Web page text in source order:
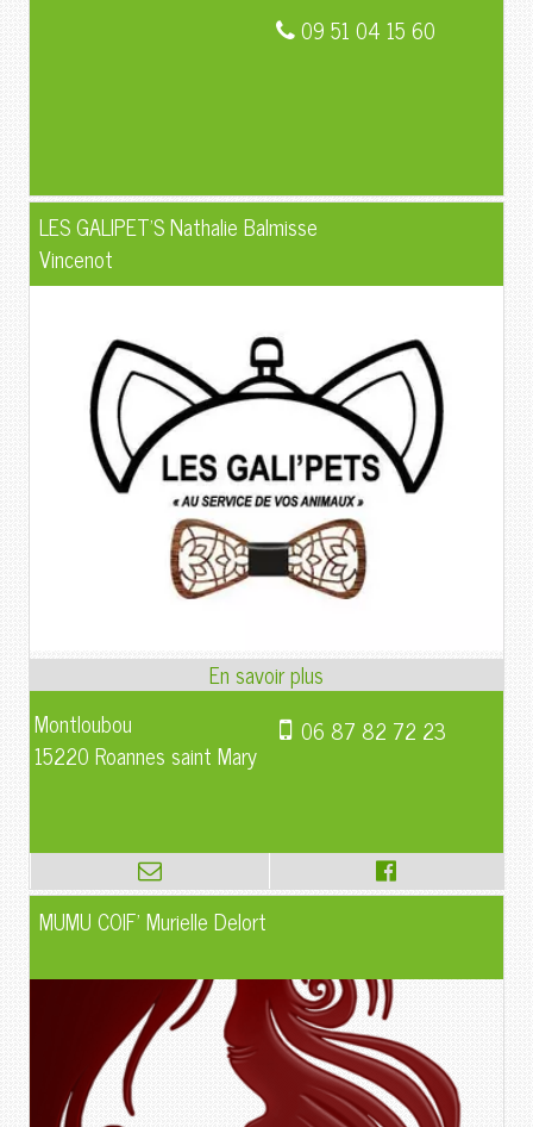
09 51 04 15 60
LES GALIPET'S Nathalie Balmisse
Vincenot
Montloubou
15220 Roannes saint Mary
06 87 82 72 23
MUMU COIF' Murielle Delort